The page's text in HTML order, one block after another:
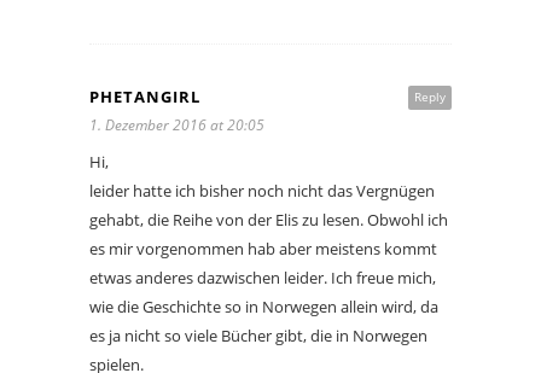
Reply
PHETANGIRL
1. Dezember 2016 at 20:05
Hi,
leider hatte ich bisher noch nicht das Vergnügen
gehabt, die Reihe von der Elis zu lesen. Obwohl ich
es mir vorgenommen hab aber meistens kommt
etwas anderes dazwischen leider. Ich freue mich,
wie die Geschichte so in Norwegen allein wird, da
es ja nicht so viele Bücher gibt, die in Norwegen
spielen.